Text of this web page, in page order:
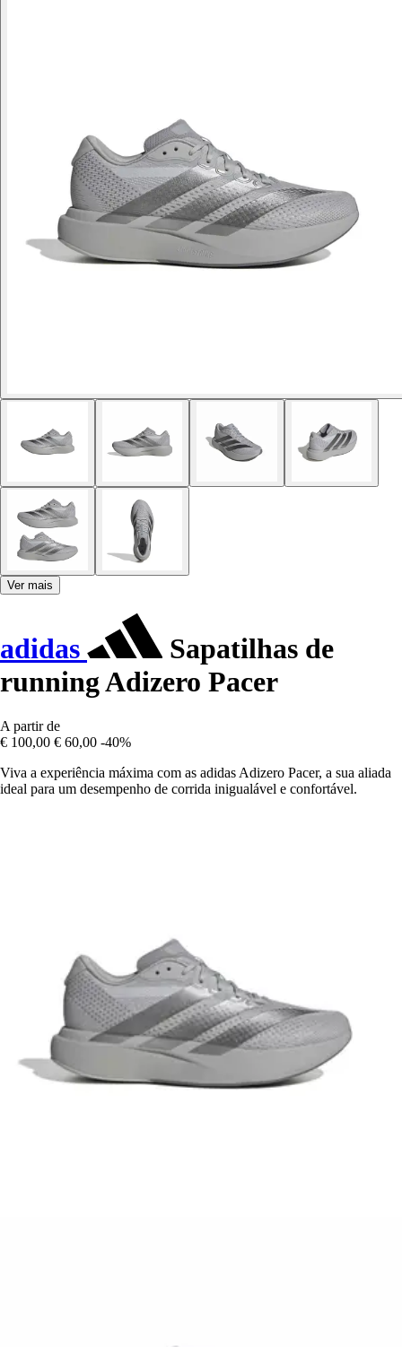
Ver mais
adidas
Sapatilhas de
running Adizero Pacer
A partir de
€ 100,00 € 60,00 -40%
Viva a experiência máxima com as adidas Adizero Pacer, a sua aliada
ideal para um desempenho de corrida inigualável e confortável.